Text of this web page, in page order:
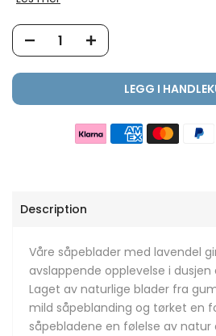
LEGG I
Description
Våre såpeblader med lavendel
avslappende opplevelse i dusjen
Laget av naturlige blader fra
mild såpeblanding og tørket en
såpebladene en følelse av natur